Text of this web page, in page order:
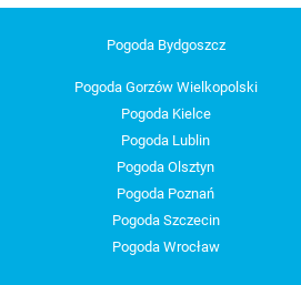
Pogoda Bydgoszcz
Pogoda Gorzów Wielkopolski
Pogoda Kielce
Pogoda Lublin
Pogoda Olsztyn
Pogoda Poznań
Pogoda Szczecin
Pogoda Wrocław